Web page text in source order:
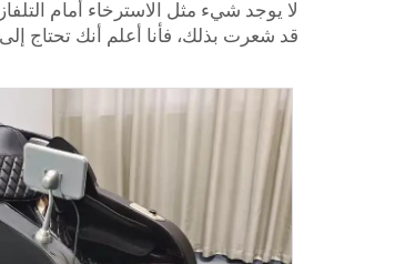
قد شعرت بذلك، فأنا أعلم أنك تحتاج